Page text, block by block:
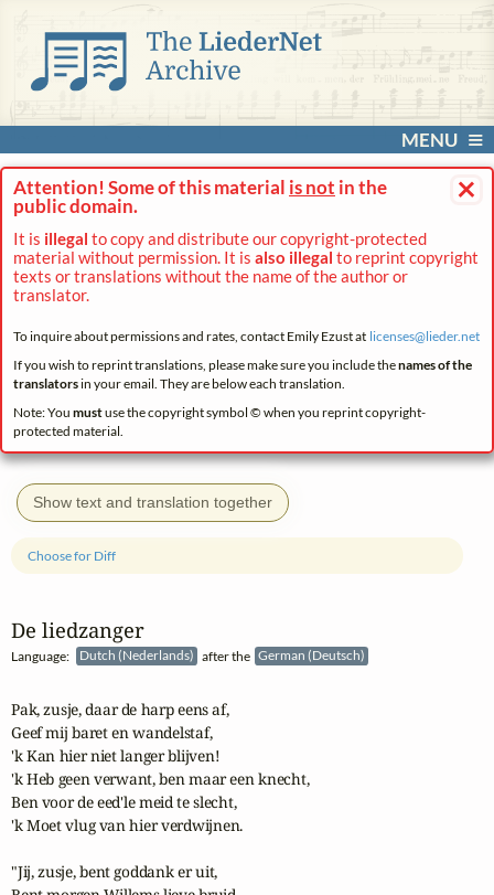
MENU
×
Attention! Some of this material is not in the
public domain.
It is illegal to copy and distribute our copyright-protected
material without permission. It is also illegal to reprint copyright
texts or translations without the name of the author or
translator.
To inquire about permissions and rates, contact Emily Ezust at licenses@lieder.net
If you wish to reprint translations, please make sure you include thenames of the
translatorsin your email. They are below each translation.
Note: You mustuse the copyright symbol © when you reprint copyright-
protected material.
Show text and translation together
De liedzanger
Language: Dutch (Nederlands) after the German (Deutsch)
Choose for Diff
Pak, zusje, daar de harp eens af,
Geef mij baret en wandelstaf,
'k Kan hier niet langer blijven!
'k Heb geen verwant, ben maar een knecht,
Ben voor de eed'le meid te slecht,
'k Moet vlug van hier verdwijnen.
"Jij, zusje, bent goddank er uit,